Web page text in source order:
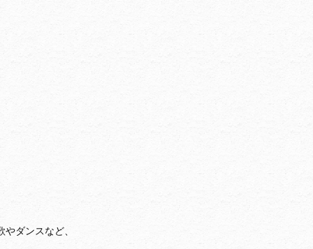
ダンスなど、